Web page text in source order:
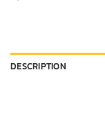
DESCRIPTION